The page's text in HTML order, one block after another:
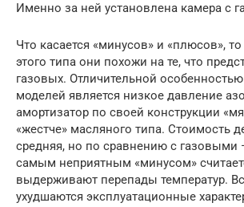
Именно за ней установлена камера с
Что касается «минусов» и «плюсов»,
этого типа они похожи на те, что
газовых. Отличительной
моделей является низкое давление
амортизатор по своей конструкции
«жестче» масляного типа. Стоимость
средняя, но по сравнению с газовыми
самым неприятным «минусом»
выдерживают перепады температур.
ухудшаются эксплуатационные